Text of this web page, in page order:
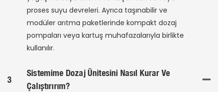
proses suyu devreleri. Ayrıca taşınabilir ve
modüler arıtma paketlerinde kompakt dozaj
pompaları veya kartuş muhafazalarıyla birlikte
kullanılır.
3
Sistemime Dozaj Ünitesini Nasıl Kurar Ve
Çalıştırırım?